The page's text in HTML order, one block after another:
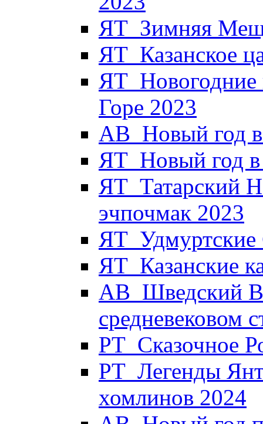
ЯТ_Зимняя
ЯТ_Казанское
Горе 2023
АВ_Новый год
ЯТ_Новый год в
ЯТ_Татарский
эчпочмак 2023
ЯТ_Казанские
АВ_Шведский
средневековом
РТ_Сказочное
РТ_Легенды
хомлинов 2024